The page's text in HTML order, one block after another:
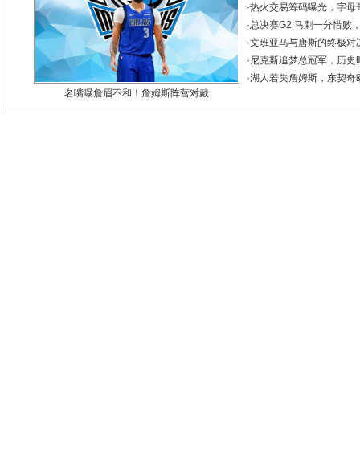
名嘴曝詹眉不和！詹姆斯阵营对戴
·热火交易筹码曝光，字母
·总决赛G2 马刺一分惜败
·文班亚马与唐斯的终极对
·尼克斯追梦总冠军，历史
·湖人若失詹姆斯，东契奇